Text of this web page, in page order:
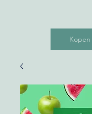
Kopen